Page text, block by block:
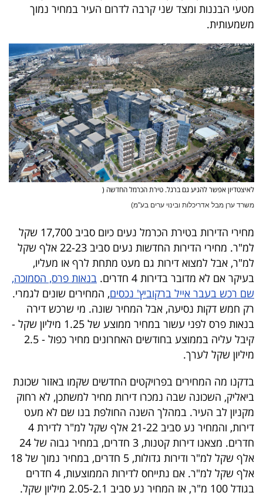
פרסמו
באייס
עקבו
אחרינו:
מטעי הבננות ומצד שני קרבה לדרום העיר במחיר נמוך
משמעותית.
לאיצטדיון אפשר להגיע גם ברגל. טירת הכרמל החדשה (
משרד ערן מבל אדריכלות ובינוי ערים בע"מ)
מחירי הדירות בטירת הכרמל נעים כיום סביב 17,700 שקל
למ"ר. מחירי הדירות החדשות נעים סביב 22-23 אלף שקל
למ"ר, אבל למצוא דירות גם מעט מתחת לרף או מעליו,
בעיקר אם לא מדובר בדירות 4 חדרים.
בנאות פרס, הסמוכה,
שם רכש בעבר אייל ברקוביץ' נכסים, המחירים שונים לגמרי.
רק חמש דקות נסיעה, אבל המחיר שונה. מי שרכש דירה
בנאות פרס לפני עשור במחיר ממוצע של 1.25 מיליון שקל -
קיבל עליה בממוצע בחודשים האחרונים מחיר כפול - 2.5
מיליון שקל לערך.
בדקנו מה המחירים בפרויקטים החדשים שקמו באזור שכונת
ביאליק, השכונה שבה נמכרו דירות מחיר למשתכן, לא רחוק
מקניון לב העיר. במהלך השנה החולפת בנו שם לא מעט
דירות, והמחיר נע סביב 21-22 אלף שקל למ"ר לדירת 4
חדרים. מצאנו דירות קטנות, 3 חדרים, במחיר גבוה של 24
אלף שקל למ"ר ודירות גדולות, 5 חדרים, במחיר נמוך של 18
אלף שקל למ"ר. אם נתייחס לדירות הממוצעות, 4 חדרים
בגודל 100 מ"ר, אז המחיר נע סביב 2.05-2.1 מיליון שקל.